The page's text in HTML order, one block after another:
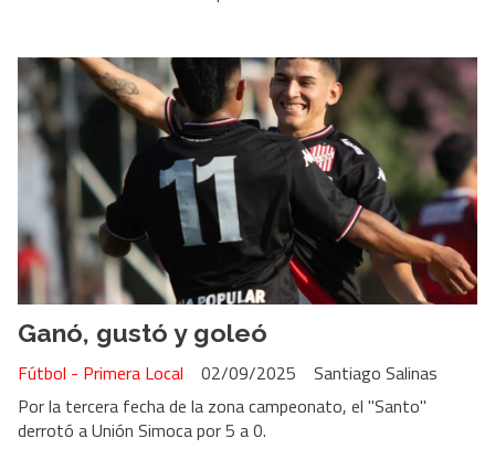
Ganó, gustó y goleó
Santiago Salinas
Fútbol - Primera Local
02/09/2025
Por la tercera fecha de la zona campeonato, el "Santo"
derrotó a Unión Simoca por 5 a 0.